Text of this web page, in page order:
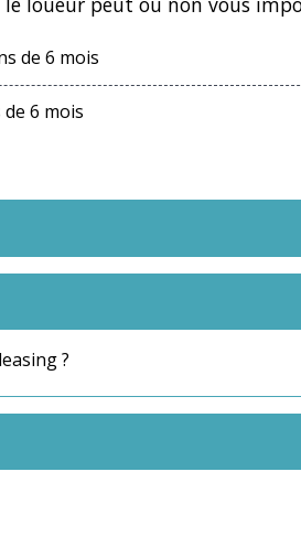
de 6 mois
6 mois
?